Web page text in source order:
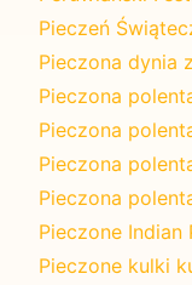
Pieczeń
Pieczona dynia
Pieczona
Pieczona
Pieczona
Pieczona
Pieczone Indian
Pieczone kulki